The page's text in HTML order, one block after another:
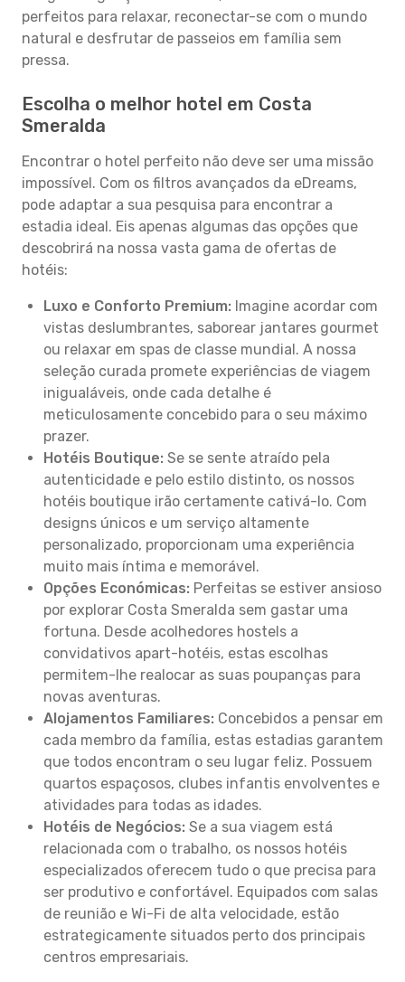
perfeitos para relaxar, reconectar-se com o mundo
natural e desfrutar de passeios em família sem
pressa.
Escolha o melhor hotel em Costa
Smeralda
Encontrar o hotel perfeito não deve ser uma missão
impossível. Com os filtros avançados da eDreams,
pode adaptar a sua pesquisa para encontrar a
estadia ideal. Eis apenas algumas das opções que
descobrirá na nossa vasta gama de ofertas de
hotéis:
Luxo e Conforto Premium: Imagine acordar com
vistas deslumbrantes, saborear jantares gourmet
ou relaxar em spas de classe mundial. A nossa
seleção curada promete experiências de viagem
inigualáveis, onde cada detalhe é
meticulosamente concebido para o seu máximo
prazer.
Hotéis Boutique: Se se sente atraído pela
autenticidade e pelo estilo distinto, os nossos
hotéis boutique irão certamente cativá-lo. Com
designs únicos e um serviço altamente
personalizado, proporcionam uma experiência
muito mais íntima e memorável.
Opções Económicas: Perfeitas se estiver ansioso
por explorar Costa Smeralda sem gastar uma
fortuna. Desde acolhedores hostels a
convidativos apart-hotéis, estas escolhas
permitem-lhe realocar as suas poupanças para
novas aventuras.
Alojamentos Familiares: Concebidos a pensar em
cada membro da família, estas estadias garantem
que todos encontram o seu lugar feliz. Possuem
quartos espaçosos, clubes infantis envolventes e
atividades para todas as idades.
Hotéis de Negócios: Se a sua viagem está
relacionada com o trabalho, os nossos hotéis
especializados oferecem tudo o que precisa para
ser produtivo e confortável. Equipados com salas
de reunião e Wi-Fi de alta velocidade, estão
estrategicamente situados perto dos principais
centros empresariais.